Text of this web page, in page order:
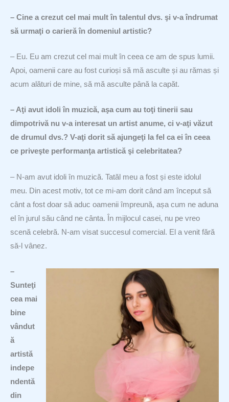
– Cine a crezut cel mai mult în talentul dvs. şi v-a îndrumat
să urmaţi o carieră în domeniul artistic?
– Eu. Eu am crezut cel mai mult în ceea ce am de spus lumii.
Apoi, oamenii care au fost curioși să mă asculte și au rămas și
acum alături de mine, să mă asculte până la capăt.
– Aţi avut idoli în muzică, aşa cum au toţi tinerii sau
dimpotrivă nu v-a interesat un artist anume, ci v-aţi văzut
de drumul dvs.? V-aţi dorit să ajungeţi la fel ca ei în ceea
ce priveşte performanţa artistică şi celebritatea?
– N-am avut idoli în muzică. Tatăl meu a fost și este idolul
meu. Din acest motiv, tot ce mi-am dorit când am început să
cânt a fost doar să aduc oamenii împreună, așa cum ne aduna
el în jurul său când ne cânta. În mijlocul casei, nu pe vreo
scenă celebră. N-am visat succesul comercial. El a venit fără
să-l vânez.
–
Sunteţi
cea mai
bine
vândut
ă
artistă
indepe
ndentă
din